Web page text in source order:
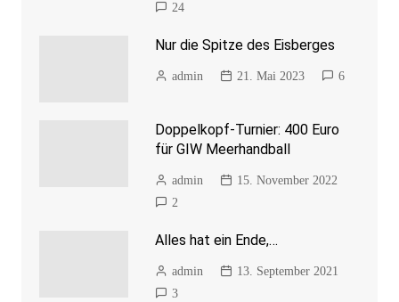
24
Nur die Spitze des Eisberges
admin 21. Mai 2023 6
Doppelkopf-Turnier: 400 Euro
für GIW Meerhandball
admin
15. November 2022
2
Alles hat ein Ende,…
admin
13. September 2021
3